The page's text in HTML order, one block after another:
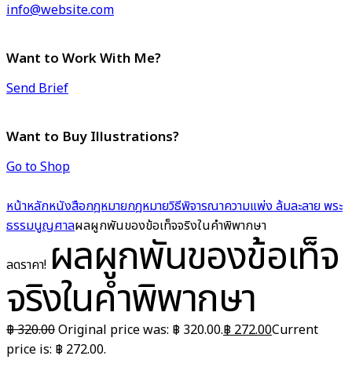
info@website.com
Want to Work With Me?
Send Brief
Want to Buy Illustrations?
Go to Shop
หน้าหลักหนังสือกฎหมายกฎหมายวิธีพิจารณาความแพ่ง ล้มละลาย พระ
ธรรมนูญศาลผลผูกพันของข้อเท็จจริงในคำพิพากษา
ลดราคา! ผลผูกพันของข้อเท็จ
จริงในคำพิพากษา
฿320.00Original price was: ฿ 320.00.฿ 272.00Current
price is: ฿ 272.00.